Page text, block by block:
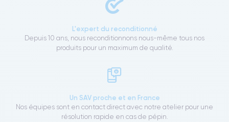
L'expert du reconditionné
Depuis 10 ans, nous reconditionnons nous-même tous nos
produits pour un maximum de qualité.
Un SAV proche et en France
Nos équipes sont en contact direct avec notre atelier pour une
résolution rapide en cas de pépin.